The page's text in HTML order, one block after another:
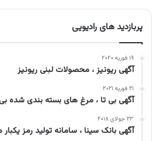
پربازدید های رادیویی
۱۹ فوریه ۲۰۲۰
آگهی ریونیز ، محصولات لبنی ریونیز
۲۱ فوریه ۲۰۲۱
آگهی بی تا ، مرغ های بسته بندی شده
۲۳ جولای ۲۰۱۸
آگهی بانک سینا ، سامانه تولید رمز